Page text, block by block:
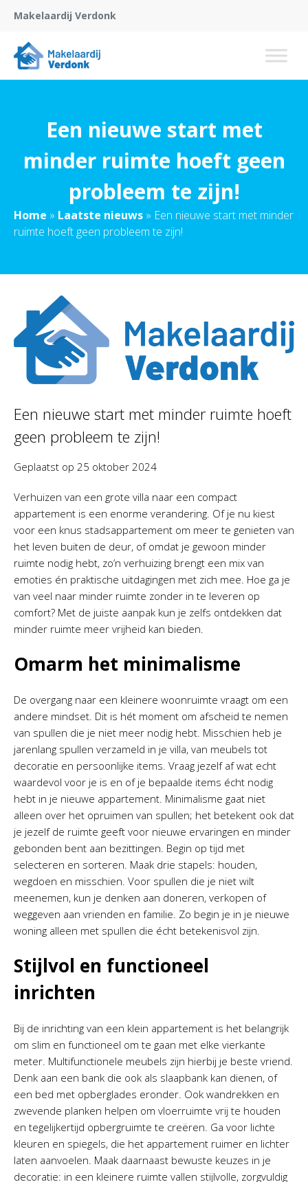
Makelaardij Verdonk
Een nieuwe start met
minder ruimte hoeft geen
probleem te zijn!
Home » Laatste nieuws » Een nieuwe start met minder
ruimte hoeft geen probleem te zijn!
Een nieuwe start met minder ruimte hoeft
geen probleem te zijn!
Geplaatst op 25 oktober 2024
Verhuizen van een grote villa naar een compact
appartement is een enorme verandering. Of je nu kiest
voor een knus stadsappartement om meer te genieten van
het leven buiten de deur, of omdat je gewoon minder
ruimte nodig hebt, zo’n verhuizing brengt een mix van
emoties én praktische uitdagingen met zich mee. Hoe ga je
van veel naar minder ruimte zonder in te leveren op
comfort? Met de juiste aanpak kun je zelfs ontdekken dat
minder ruimte meer vrijheid kan bieden.
Omarm het minimalisme
De overgang naar een kleinere woonruimte vraagt om een
andere mindset. Dit is hét moment om afscheid te nemen
van spullen die je niet meer nodig hebt. Misschien heb je
jarenlang spullen verzameld in je villa, van meubels tot
decoratie en persoonlijke items. Vraag jezelf af wat echt
waardevol voor je is en of je bepaalde items écht nodig
hebt in je nieuwe appartement. Minimalisme gaat niet
alleen over het opruimen van spullen; het betekent ook dat
je jezelf de ruimte geeft voor nieuwe ervaringen en minder
gebonden bent aan bezittingen. Begin op tijd met
selecteren en sorteren. Maak drie stapels: houden,
wegdoen en misschien. Voor spullen die je niet wilt
meenemen, kun je denken aan doneren, verkopen of
weggeven aan vrienden en familie. Zo begin je in je nieuwe
woning alleen met spullen die écht betekenisvol zijn.
Stijlvol en functioneel
inrichten
Bij de inrichting van een klein appartement is het belangrijk
om slim en functioneel om te gaan met elke vierkante
meter. Multifunctionele meubels zijn hierbij je beste vriend.
Denk aan een bank die ook als slaapbank kan dienen, of
een bed met opberglades eronder. Ook wandrekken en
zwevende planken helpen om vloerruimte vrij te houden
en tegelijkertijd opbergruimte te creëren. Ga voor lichte
kleuren en spiegels, die het appartement ruimer en lichter
laten aanvoelen. Maak daarnaast bewuste keuzes in je
decoratie: in een kleinere ruimte vallen stijlvolle, zorgvuldig